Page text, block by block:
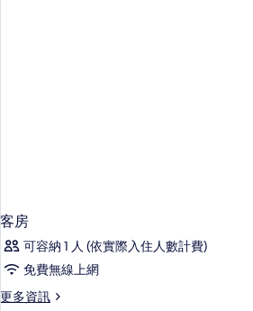
客房
可容納 1 人 (依實際入住人數計費)
免費無線上網
更多資訊
更